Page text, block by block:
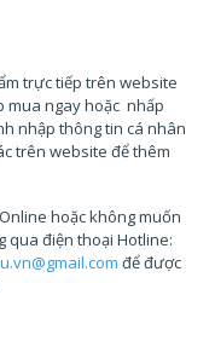
trực tiếp trên website
mua ngay hoặc nhấp
nhập thông tin cá nhân
trên website để thêm
hoặc không muốn
qua điện thoại Hotline:
để được